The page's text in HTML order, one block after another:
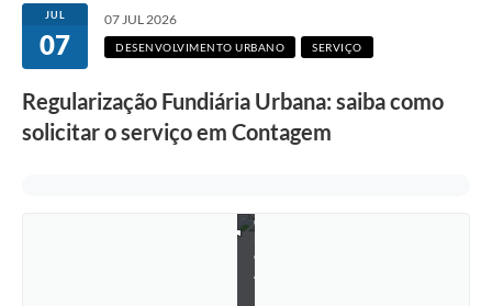
JUL
07
07 JUL 2026
DESENVOLVIMENTO URBANO SERVIÇO
Regularização Fundiária Urbana: saiba como
solicitar o serviço em Contagem
o
t
:
J
o
d
o
A